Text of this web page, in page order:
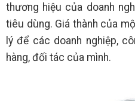
thương hiệu của doanh
tiêu dùng. Giá thành của
lý để các doanh nghiệp,
hàng, đối tác của mình.